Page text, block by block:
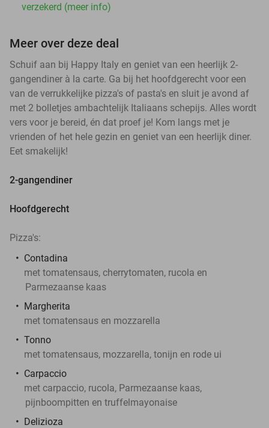
verzekerd (meer info)
Meer over deze deal
Schuif aan bij Happy Italy en geniet van een heerlijk 2-
gangendiner à la carte. Ga bij het hoofdgerecht voor een
van de verrukkelijke pizza's of pasta's en sluit je avond af
met 2 bolletjes ambachtelijk Italiaans schepijs. Alles wordt
vers voor je bereid, én dat proef je! Kom langs met je
vrienden of het hele gezin en geniet van een heerlijk diner.
Eet smakelijk!
2-gangendiner
Hoofdgerecht
Pizza's:
Contadina
met tomatensaus, cherrytomaten, rucola en
Parmezaanse kaas
Margherita
met tomatensaus en mozzarella
Tonno
met tomatensaus, mozzarella, tonijn en rode ui
Carpaccio
met carpaccio, rucola, Parmezaanse kaas,
pijnboompitten en truffelmayonaise
Delizioza